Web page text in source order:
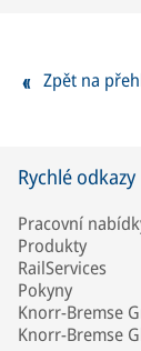
Zpět na
Rychlé odkazy
Pracovní
Produkty
RailServices
Pokyny
Knorr-Bremse
Knorr-Bremse